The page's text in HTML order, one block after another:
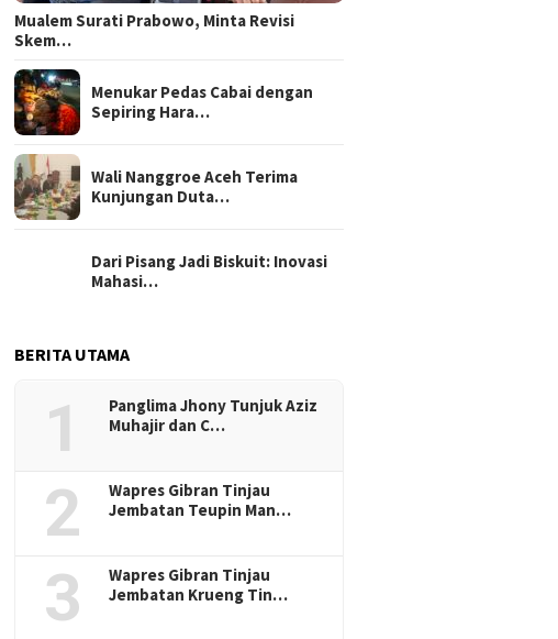
Mualem Surati Prabowo, Minta Revisi
Skem…
Menukar Pedas Cabai dengan
Sepiring Hara…
Wali Nanggroe Aceh Terima
Kunjungan Duta…
Dari Pisang Jadi Biskuit: Inovasi
Mahasi…
BERITA UTAMA
1
Panglima Jhony Tunjuk Aziz
Muhajir dan C…
2
Wapres Gibran Tinjau
Jembatan Teupin Man…
3
Wapres Gibran Tinjau
Jembatan Krueng Tin…